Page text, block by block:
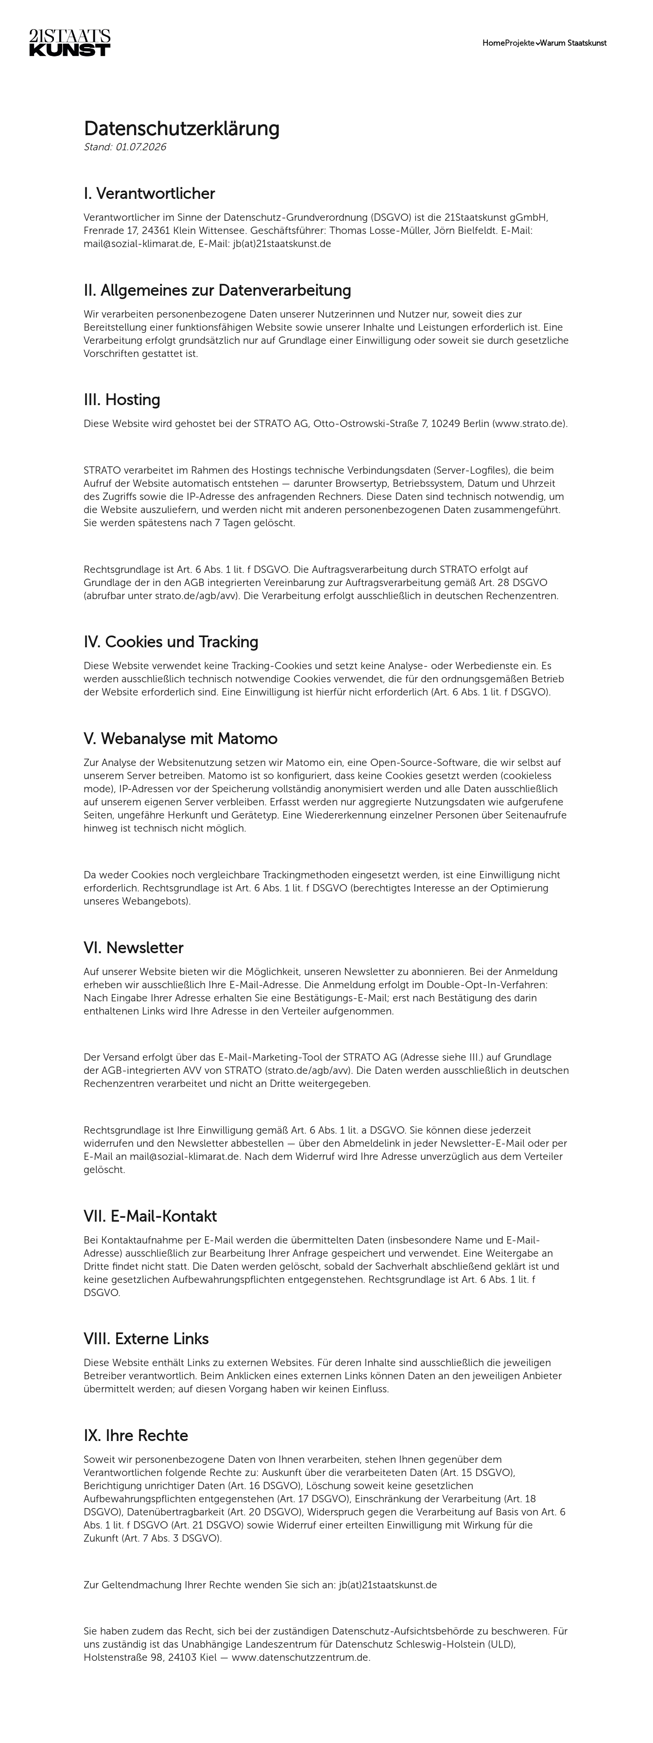
HomeProjekte Warum Staatskunst
Datenschutzerklärung
Stand: 01.07.2026
I. Verantwortlicher
Verantwortlicher im Sinne der Datenschutz-Grundverordnung (DSGVO) ist die 21Staatskunst gGmbH,
Frenrade 17, 24361 Klein Wittensee. Geschäftsführer: Thomas Losse-Müller, Jörn Bielfeldt. E-Mail:
mail@sozial-klimarat.de, E-Mail: jb(at)21staatskunst.de
II. Allgemeines zur Datenverarbeitung
Wir verarbeiten personenbezogene Daten unserer Nutzerinnen und Nutzer nur, soweit dies zur
Bereitstellung einer funktionsfähigen Website sowie unserer Inhalte und Leistungen erforderlich ist. Eine
Verarbeitung erfolgt grundsätzlich nur auf Grundlage einer Einwilligung oder soweit sie durch gesetzliche
Vorschriften gestattet ist.
III. Hosting
Diese Website wird gehostet bei der STRATO AG, Otto-Ostrowski-Straße 7, 10249 Berlin (www.strato.de).
STRATO verarbeitet im Rahmen des Hostings technische Verbindungsdaten (Server-Logfiles), die beim
Aufruf der Website automatisch entstehen — darunter Browsertyp, Betriebssystem, Datum und Uhrzeit
des Zugriffs sowie die IP-Adresse des anfragenden Rechners. Diese Daten sind technisch notwendig, um
die Website auszuliefern, und werden nicht mit anderen personenbezogenen Daten zusammengeführt.
Sie werden spätestens nach 7 Tagen gelöscht.
Rechtsgrundlage ist Art. 6 Abs. 1 lit. f DSGVO. Die Auftragsverarbeitung durch STRATO erfolgt auf
Grundlage der in den AGB integrierten Vereinbarung zur Auftragsverarbeitung gemäß Art. 28 DSGVO
(abrufbar unter strato.de/agb/avv). Die Verarbeitung erfolgt ausschließlich in deutschen Rechenzentren.
IV. Cookies und Tracking
Diese Website verwendet keine Tracking-Cookies und setzt keine Analyse- oder Werbedienste ein. Es
werden ausschließlich technisch notwendige Cookies verwendet, die für den ordnungsgemäßen Betrieb
der Website erforderlich sind. Eine Einwilligung ist hierfür nicht erforderlich (Art. 6 Abs. 1 lit. f DSGVO).
V. Webanalyse mit Matomo
Zur Analyse der Websitenutzung setzen wir Matomo ein, eine Open-Source-Software, die wir selbst auf
unserem Server betreiben. Matomo ist so konfiguriert, dass keine Cookies gesetzt werden (cookieless
mode), IP-Adressen vor der Speicherung vollständig anonymisiert werden und alle Daten ausschließlich
auf unserem eigenen Server verbleiben. Erfasst werden nur aggregierte Nutzungsdaten wie aufgerufene
Seiten, ungefähre Herkunft und Gerätetyp. Eine Wiedererkennung einzelner Personen über Seitenaufrufe
hinweg ist technisch nicht möglich.
Da weder Cookies noch vergleichbare Trackingmethoden eingesetzt werden, ist eine Einwilligung nicht
erforderlich. Rechtsgrundlage ist Art. 6 Abs. 1 lit. f DSGVO (berechtigtes Interesse an der Optimierung
unseres Webangebots).
VI. Newsletter
Auf unserer Website bieten wir die Möglichkeit, unseren Newsletter zu abonnieren. Bei der Anmeldung
erheben wir ausschließlich Ihre E-Mail-Adresse. Die Anmeldung erfolgt im Double-Opt-In-Verfahren:
Nach Eingabe Ihrer Adresse erhalten Sie eine Bestätigungs-E-Mail; erst nach Bestätigung des darin
enthaltenen Links wird Ihre Adresse in den Verteiler aufgenommen.
Der Versand erfolgt über das E-Mail-Marketing-Tool der STRATO AG (Adresse siehe III.) auf Grundlage
der AGB-integrierten AVV von STRATO (strato.de/agb/avv). Die Daten werden ausschließlich in deutschen
Rechenzentren verarbeitet und nicht an Dritte weitergegeben.
Rechtsgrundlage ist Ihre Einwilligung gemäß Art. 6 Abs. 1 lit. a DSGVO. Sie können diese jederzeit
widerrufen und den Newsletter abbestellen — über den Abmeldelink in jeder Newsletter-E-Mail oder per
E-Mail an mail@sozial-klimarat.de. Nach dem Widerruf wird Ihre Adresse unverzüglich aus dem Verteiler
gelöscht.
VII. E-Mail-Kontakt
Bei Kontaktaufnahme per E-Mail werden die übermittelten Daten (insbesondere Name und E-Mail-
Adresse) ausschließlich zur Bearbeitung Ihrer Anfrage gespeichert und verwendet. Eine Weitergabe an
Dritte findet nicht statt. Die Daten werden gelöscht, sobald der Sachverhalt abschließend geklärt ist und
keine gesetzlichen Aufbewahrungspflichten entgegenstehen. Rechtsgrundlage ist Art. 6 Abs. 1 lit. f
DSGVO.
VIII. Externe Links
Diese Website enthält Links zu externen Websites. Für deren Inhalte sind ausschließlich die jeweiligen
Betreiber verantwortlich. Beim Anklicken eines externen Links können Daten an den jeweiligen Anbieter
übermittelt werden; auf diesen Vorgang haben wir keinen Einfluss.
IX. Ihre Rechte
Soweit wir personenbezogene Daten von Ihnen verarbeiten, stehen Ihnen gegenüber dem
Verantwortlichen folgende Rechte zu: Auskunft über die verarbeiteten Daten (Art. 15 DSGVO),
Berichtigung unrichtiger Daten (Art. 16 DSGVO), Löschung soweit keine gesetzlichen
Aufbewahrungspflichten entgegenstehen (Art. 17 DSGVO), Einschränkung der Verarbeitung (Art. 18
DSGVO), Datenübertragbarkeit (Art. 20 DSGVO), Widerspruch gegen die Verarbeitung auf Basis von Art. 6
Abs. 1 lit. f DSGVO (Art. 21 DSGVO) sowie Widerruf einer erteilten Einwilligung mit Wirkung für die
Zukunft (Art. 7 Abs. 3 DSGVO).
Zur Geltendmachung Ihrer Rechte wenden Sie sich an: jb(at)21staatskunst.de
Sie haben zudem das Recht, sich bei der zuständigen Datenschutz-Aufsichtsbehörde zu beschweren. Für
uns zuständig ist das Unabhängige Landeszentrum für Datenschutz Schleswig-Holstein (ULD),
Holstenstraße 98, 24103 Kiel — www.datenschutzzentrum.de.